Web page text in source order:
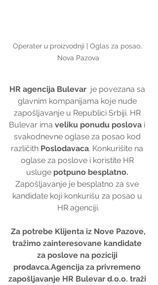
Operater u proizvodnji | Oglas za posao,
Nova Pazova
HR agencija Bulevar
  je povezana sa
glavnim kompanijama koje nude
zapošljavanje u Republici Srbiji. HR
Bulevar ima veliku ponudu poslova i
svakodnevne oglase za posao kod
različith Poslodavaca. Konkurišite na
oglase za poslove i koristite HR
usluge potpuno besplatno.
Zapošljavanje je besplatno za sve
kandidate koji konkurišu za posao u
HR agenciji.
tražimo zainteresovane kandidate
za poslove na poziciji
prodavca.Agencija za privremeno
zapošljavanje HR Bulevar d.o.o. traži